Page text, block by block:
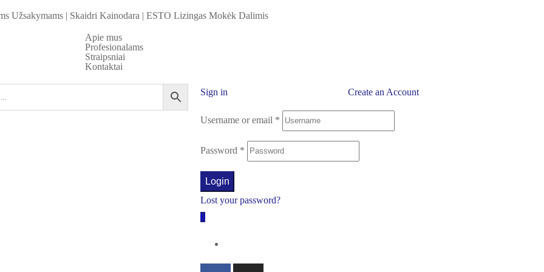
Užsakymams | Skaidri Kainodara | ESTO Lizingas Mokėk Dalimis
Apie mus
Profesionalams
Straipsniai
Kontaktai
Sign in Create an Account
Username or email *
Password *
Login
Lost your password?
0